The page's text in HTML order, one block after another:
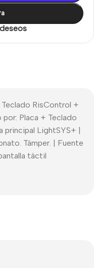
RisControl +
Placa + Teclado
principal LightSYS+ |
Támper. | Fuente
táctil